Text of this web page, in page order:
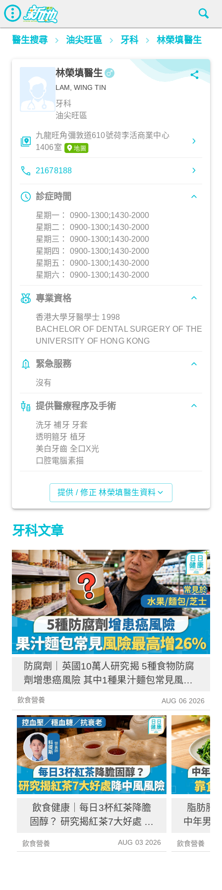
醫生搜尋 油尖旺區 牙科 林榮填醫生
林榮填醫生
LAM, WING TIN
牙科
油尖旺區
九龍旺角彌敦道610號荷李活商業中心
1406室
21678188
診症時間
星期一： 0900-1300;1430-2000
星期二： 0900-1300;1430-2000
星期三： 0900-1300;1430-2000
星期四： 0900-1300;1430-2000
星期五： 0900-1300;1430-2000
星期六： 0900-1300;1430-2000
專業資格
香港大學牙醫學士 1998
BACHELOR OF DENTAL SURGERY OF THE
UNIVERSITY OF HONG KONG
緊急服務
沒有
提供醫療程序及手術
洗牙 補牙 牙套
透明箍牙 植牙
美白牙齒 全口X光
口腔電腦素描
提供 / 修正 林榮填醫生資料
牙科文章
防腐劑｜英國10萬人研究揭 5種食物防腐
劑增患癌風險 其中1種果汁麵包常見風險
增26%
飲食營養 AUG 06 2026
飲食健康｜每日3杯紅茶降膽
固醇？ 研究揭紅茶7大好處 降
飲食營養 AUG 03 2026
脂肪肝
中年男
飲食營養